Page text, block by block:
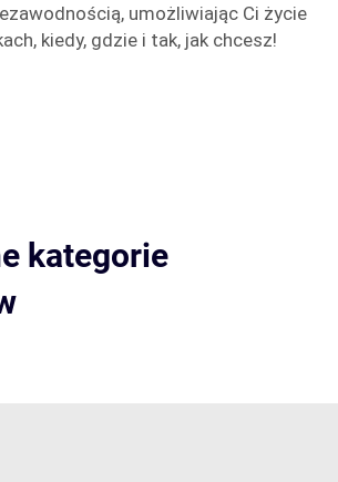
umożliwiając Ci życie
kiedy, gdzie i tak, jak chcesz!
kategorie